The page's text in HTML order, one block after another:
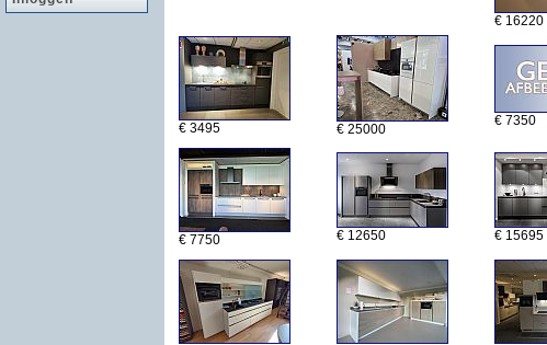
€ 16220
€ 3495 € 25000
€ 7350
€ 7750 € 12650 € 15695